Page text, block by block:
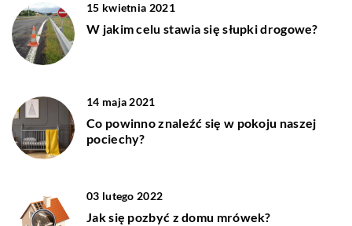
15 kwietnia 2021
W jakim celu stawia się słupki drogowe?
14 maja 2021
Co powinno znaleźć się w pokoju naszej
pociechy?
03 lutego 2022
Jak się pozbyć z domu mrówek?